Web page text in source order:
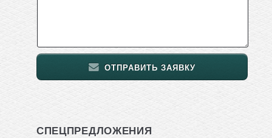
ОТПРАВИТЬ ЗАЯВКУ
СПЕЦПРЕДЛОЖЕНИЯ